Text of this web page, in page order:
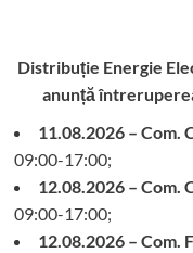
Distribuție Energie
anunță
11.08.2026 – Com.
09:00-17:00;
12.08.2026 – Com.
09:00-17:00;
12.08.2026 – Com.